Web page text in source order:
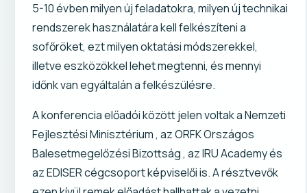
5-10 évben milyen új feladatokra, milyen új technikai
rendszerek használatára kell felkészíteni a
sofőröket, ezt milyen oktatási módszerekkel,
illetve eszközökkel lehet megtenni, és mennyi
időnk van egyáltalán a felkészülésre.
A konferencia előadói között jelen voltak a Nemzeti
Fejlesztési Minisztérium , az ORFK Országos
Balesetmegelőzési Bizottság , az IRU Academy és
az EDISER cégcsoport képviselői is. A résztvevők